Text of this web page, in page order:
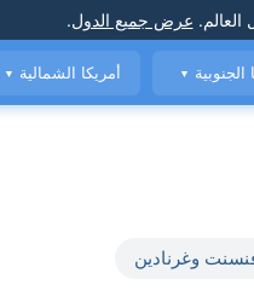
. عرض جميع الدول.
الجنوبية ▼ أمريكا الشمالية ▼
وغرنادين